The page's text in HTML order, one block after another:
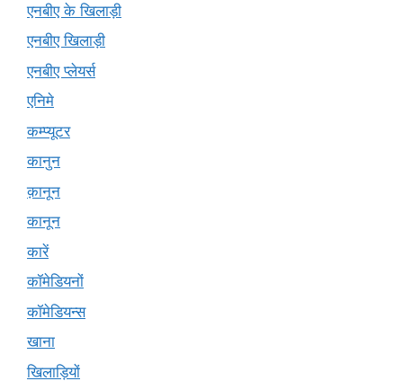
एनबीए के खिलाड़ी
एनबीए खिलाड़ी
एनबीए प्लेयर्स
एनिमे
कम्प्यूटर
कानुन
क़ानून
कानून
कारें
कॉमेडियनों
कॉमेडियन्स
खाना
खिलाड़ियों